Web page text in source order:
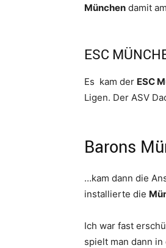
München damit
ESC
Es kam der ESC
Ligen. Der ASV
Barons
…kam dann die
installierte die
Ich war fast
spielt man dann